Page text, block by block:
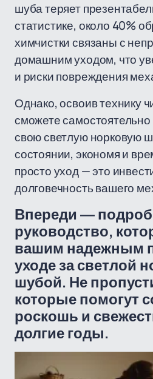
шуба теряет
статистике, около 40%
химчистки связаны с
домашним уходом, что
и риски повреждения
Однако, освоив технику
сможете
свою светлую норковую
состоянии, экономя и
просто уход — это
долговечность вашего
Впереди —
руководство,
вашим надежным
уходе за светлой
шубой. Не
которые помогут
роскошь и
долгие годы.